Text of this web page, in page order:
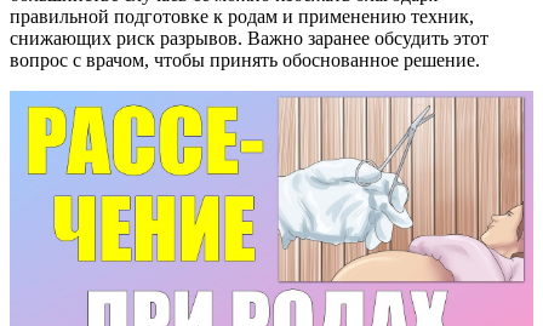
правильной подготовке к родам и применению техник,
снижающих риск разрывов. Важно заранее обсудить этот
вопрос с врачом, чтобы принять обоснованное решение.